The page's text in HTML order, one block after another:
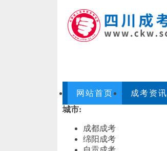
网站首页 成考资讯
城市:
成都成考
绵阳成考